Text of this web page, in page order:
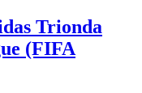
Trionda
(FIFA